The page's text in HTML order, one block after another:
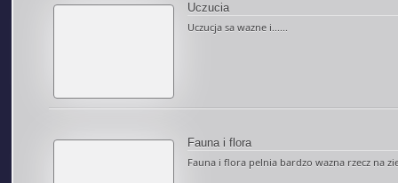
Uczucia
Uczucja sa wazne i......
Fauna i flora
Fauna i flora pelnia bardzo wazna rzecz na